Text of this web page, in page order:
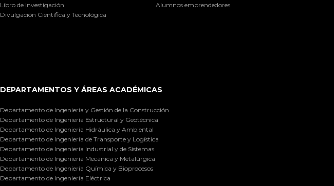
Libro de Investigación
Divulgación Científica y Tecnológica
Alumnos emprendedores
DEPARTAMENTOS Y ÁREAS ACADÉMICAS
Departamento de Ingeniería y Gestión de la Construcción
Departamento de Ingeniería Estructural y Geotécnica
Departamento de Ingeniería Hidráulica y Ambiental
Departamento de Ingeniería de Transporte y Logística
Departamento de Ingeniería Industrial y de Sistemas
Departamento de Ingeniería Mecánica y Metalúrgica
Departamento de Ingeniería Química y Bioprocesos
Departamento de Ingeniería Eléctrica